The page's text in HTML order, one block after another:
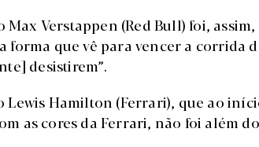
Max Verstappen (Red Bull) foi,
forma que vê para vencer a corrida
desistirem”.
Lewis Hamilton (Ferrari), que ao
as cores da Ferrari, não foi além